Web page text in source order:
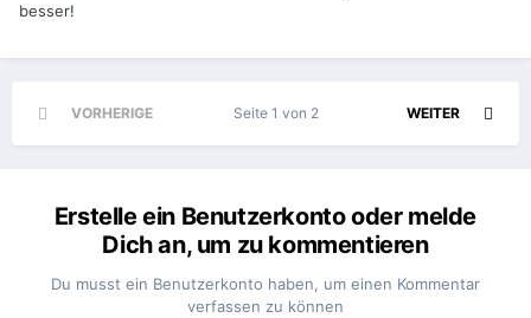
besser!
VORHERIGE WEITER
Seite 1 von 2
Erstelle ein Benutzerkonto oder melde
Dich an, um zu kommentieren
Du musst ein Benutzerkonto haben, um einen Kommentar
verfassen zu können